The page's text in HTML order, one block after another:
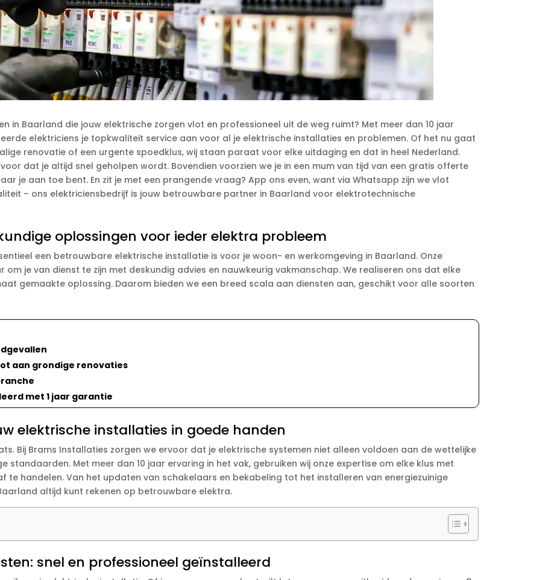
in Baarland die jouw elektrische zorgen vlot en professioneel uit de weg ruimt? Met meer dan 10 jaar
elektriciens je topkwaliteit service aan voor al je elektrische installaties en problemen. Of het nu gaat
renovatie of een urgente spoedklus, wij staan paraat voor elke uitdaging en dat in heel Nederland.
dat je altijd snel geholpen wordt. Bovendien voorzien we je in een mum van tijd van een gratis offerte
je aan toe bent. En zit je met een prangende vraag? App ons even, want via Whatsapp zijn we vlot
– ons elektriciensbedrijf is jouw betrouwbare partner in Baarland voor elektrotechnische
oplossingen voor ieder elektra probleem
een betrouwbare elektrische installatie is voor je woon- en werkomgeving in Baarland. Onze
je van dienst te zijn met deskundig advies en nauwkeurig vakmanschap. We realiseren ons dat elke
gemaakte oplossing. Daarom bieden we een breed scala aan diensten aan, geschikt voor alle soorten
aan grondige renovaties
met 1 jaar garantie
elektrische installaties in goede handen
Bij Brams Installaties zorgen we ervoor dat je elektrische systemen niet alleen voldoen aan de wettelijke
standaarden. Met meer dan 10 jaar ervaring in het vak, gebruiken wij onze expertise om elke klus met
handelen. Van het updaten van schakelaars en bekabeling tot het installeren van energiezuinige
altijd kunt rekenen op betrouwbare elektra.
snel en professioneel geïnstalleerd